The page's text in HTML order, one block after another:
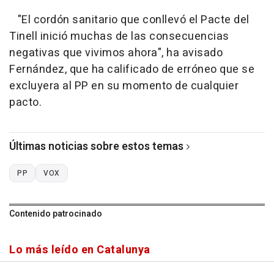
"El cordón sanitario que conllevó el Pacte del
Tinell inició muchas de las consecuencias
negativas que vivimos ahora", ha avisado
Fernández, que ha calificado de erróneo que se
excluyera al PP en su momento de cualquier
pacto.
Últimas noticias sobre estos temas
PP VOX
Contenido patrocinado
Lo más leído en Catalunya